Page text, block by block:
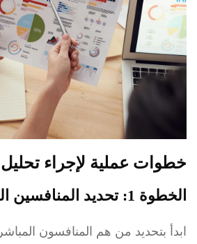
خطوات عملية لإجراء
الخطوة 1: تحديد المنافسين الرئيسيين
ابدأ بتحديد من هم المنافسون